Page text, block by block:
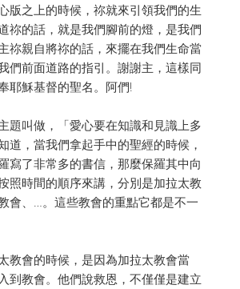
版之上的時候，祢就來引領我們的生
祢的話，就是我們腳前的燈，是我們
祢親自將祢的話，來擺在我們生命當
們前面道路的指引。謝謝主，這樣同
耶穌基督的聖名。阿們!
題叫做，「愛心要在知識和見識上多
道，當我們拿起手中的聖經的時候，
寫了非常多的書信，那麼保羅其中向
照時間的順序來講，分別是加拉太教
會、…。這些教會的重點它都是不一
教會的時候，是因為加拉太教會當
到教會。他們說救恩，不僅僅是建立